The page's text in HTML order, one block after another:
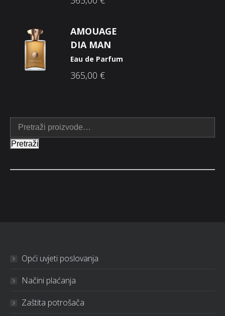
AMOUAGE
DIA MAN
Eau de Parfum
365,00 €
Pretraži
Opći uvjeti poslovanja
Načini plaćanja
Zaštita potrošača